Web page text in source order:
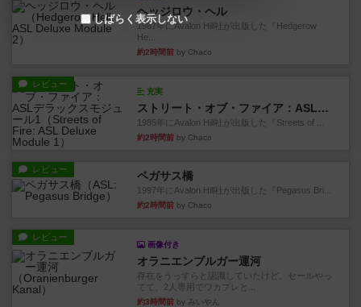
ヘッジロウ・ヘル
1987年にAvalon Hill社が出版した『Hedgerow
He...
約2時間前 by Chaco
レビュー
充実
ストリート・オブ・ファイア：ASLデラックスモジュール1
1985年にAvalon Hill社が出版した『Streets of ...
約2時間前 by Chaco
レビュー ペガサス橋
1997年にAvalon Hill社が出版した『Pegasus Bri...
約2時間前 by Chaco
レビュー
画像付き
オラニエンブルガー運河
存在をうっすらと認識していたけど、セールやっ
てて、2人専用でワカプレと...
約3時間前 by みいやん
しばらく表示しない